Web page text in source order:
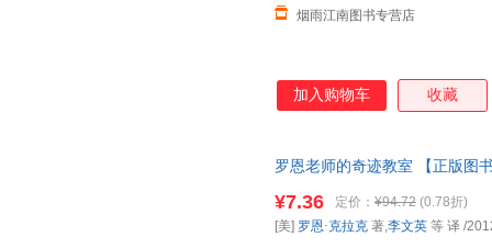
烟雨江南图书专营店
加入购物车 收藏
罗恩老师的奇迹教室 【正版图
¥7.36 定价： ¥94.72 (0.78折)
[美] 罗恩·克拉克 著,李文英 等 译 /